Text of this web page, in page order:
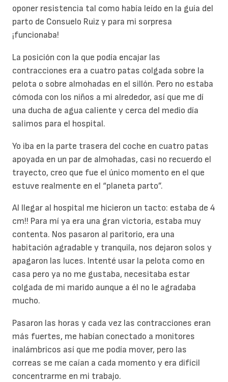
oponer resistencia tal como había leído en la guía del
parto de Consuelo Ruiz y para mi sorpresa
¡funcionaba!
La posición con la que podía encajar las
contracciones era a cuatro patas colgada sobre la
pelota o sobre almohadas en el sillón. Pero no estaba
cómoda con los niños a mi alrededor, así que me dí
una ducha de agua caliente y cerca del medio día
salimos para el hospital.
Yo iba en la parte trasera del coche en cuatro patas
apoyada en un par de almohadas, casi no recuerdo el
trayecto, creo que fue el único momento en el que
estuve realmente en el “planeta parto”.
Al llegar al hospital me hicieron un tacto: estaba de 4
cm!! Para mí ya era una gran victoria, estaba muy
contenta. Nos pasaron al paritorio, era una
habitación agradable y tranquila, nos dejaron solos y
apagaron las luces. Intenté usar la pelota como en
casa pero ya no me gustaba, necesitaba estar
colgada de mi marido aunque a él no le agradaba
mucho.
Pasaron las horas y cada vez las contracciones eran
más fuertes, me habían conectado a monitores
inalámbricos así que me podía mover, pero las
correas se me caían a cada momento y era difícil
concentrarme en mi trabajo.